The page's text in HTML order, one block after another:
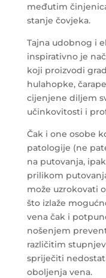
međutim
stanje čovjeka.
Tajna udobnog i
inspirativno je
koji proizvodi
hulahopke,
cijenjene diljem
učinkovitosti i
Čak i one osobe
patologije (ne
na putovanja,
prilikom
može uzrokovati
što izlaže
vena čak i
nošenjem
različitim
spriječiti
oboljenja vena.